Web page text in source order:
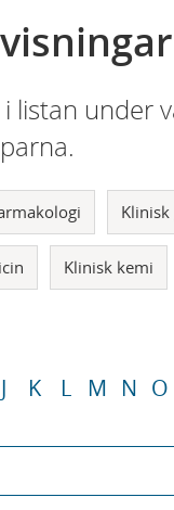
listan under
Klinisk kemi
J K L M N O